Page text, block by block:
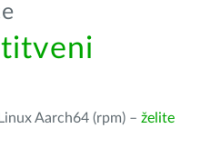
Aarch64 (rpm) – želite